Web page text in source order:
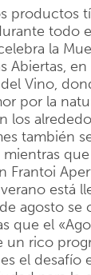
productos
todo
la
Abiertas,
Vino,
por la
los
también
mientras
Frantoi
está
agosto se
que el
un rico
el desafío